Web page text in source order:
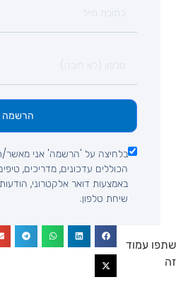
בלחיצה על 'הרשמה' אני מאשר/ת
הכוללים עדכונים, מדריכים, טיפים
שיחת טלפון.
הרשמה
עמוד